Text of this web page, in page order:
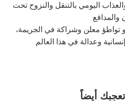
اليومي بالتنقل والنزوح تحت
تواطؤ معلن وشراكة في الجريمة،
وعدالة في هذا العالم
أيضاً